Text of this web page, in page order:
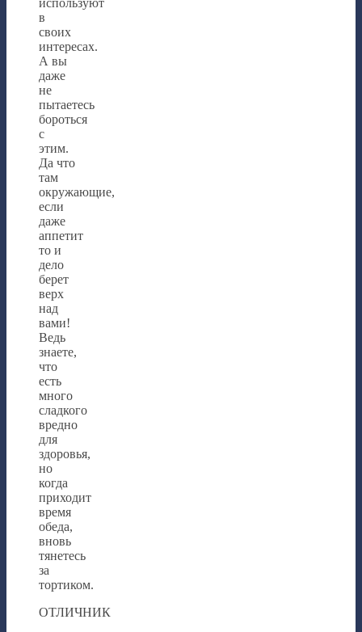
используют
в
своих
интересах.
А вы
даже
не
пытаетесь
бороться
с
этим.
Да что
там
окружающие,
если
даже
аппетит
то и
дело
берет
верх
над
вами!
Ведь
знаете,
что
есть
много
сладкого
вредно
для
здоровья,
но
когда
приходит
время
обеда,
вновь
тянетесь
за
тортиком.
ОТЛИЧНИК